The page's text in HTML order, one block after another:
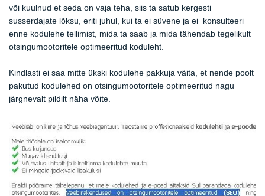
või kuulnud et seda on vaja teha, siis ta satub kergesti
susserdajate lõksu, eriti juhul, kui ta ei süvene ja ei konsulteeri
enne kodulehe tellimist, mida ta saab ja mida tähendab tegelikult
otsingumootoritele optimeeritud koduleht.
Kindlasti ei saa mitte ükski kodulehe pakkuja väita, et nende poolt
pakutud kodulehed on otsingumootoritele optimeeritud nagu
järgnevalt pildilt näha võite.